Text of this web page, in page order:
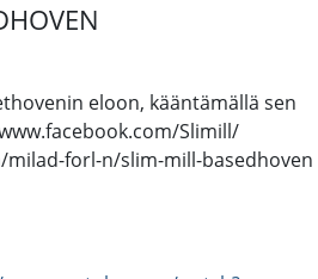
eloon, kääntämällä sen
Slimill/
forl-n/slim-mill-basedhoven